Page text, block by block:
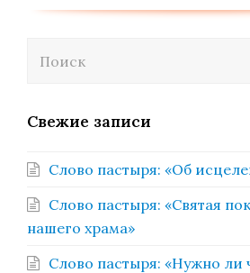
Свежие записи
Слово пастыря: «Об
Слово пастыря: «Святая
нашего храма»
Слово пастыря: «Нужно ли